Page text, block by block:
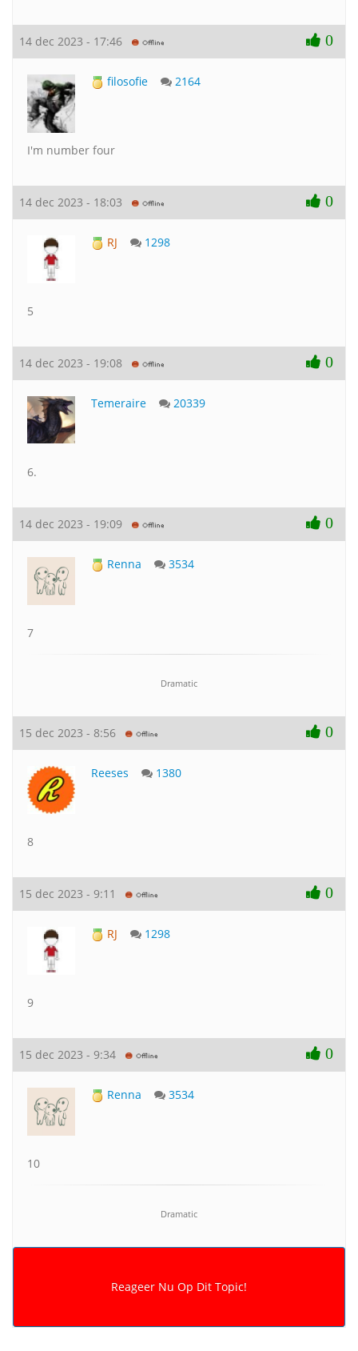
14 dec 2023 - 17:46 0
filosofie 2164
I'm number four
14 dec 2023 - 18:03 0
RJ 1298
5
14 dec 2023 - 19:08 0
Temeraire 20339
6.
14 dec 2023 - 19:09 0
Renna 3534
7
Dramatic
15 dec 2023 - 8:56 0
Reeses 1380
8
15 dec 2023 - 9:11 0
RJ 1298
9
15 dec 2023 - 9:34 0
Renna 3534
10
Dramatic